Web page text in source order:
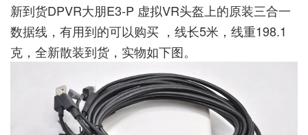
新到货DPVR大朋E3-P 虚拟VR头盔上的原装三合一
数据线，有用到的可以购买 ，线长5米，线重198.1
克，全新散装到货，实物如下图。